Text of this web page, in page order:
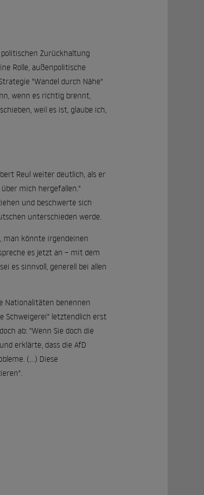
Zurückhaltung
Rolle, außenpolitische
"Wandel durch Nähe"
wenn es richtig brennt,
weil es ist, glaube ich,
Reul weiter deutlich, als er
mich hergefallen."
und beschwerte sich
unterschieden werde.
man könnte irgendeinen
es jetzt an – mit dem
es sinnvoll, generell bei allen
Nationalitäten benennen
Schweigerei" letztendlich erst
ab: "Wenn Sie doch die
erklärte, dass die AfD
(...) Diese